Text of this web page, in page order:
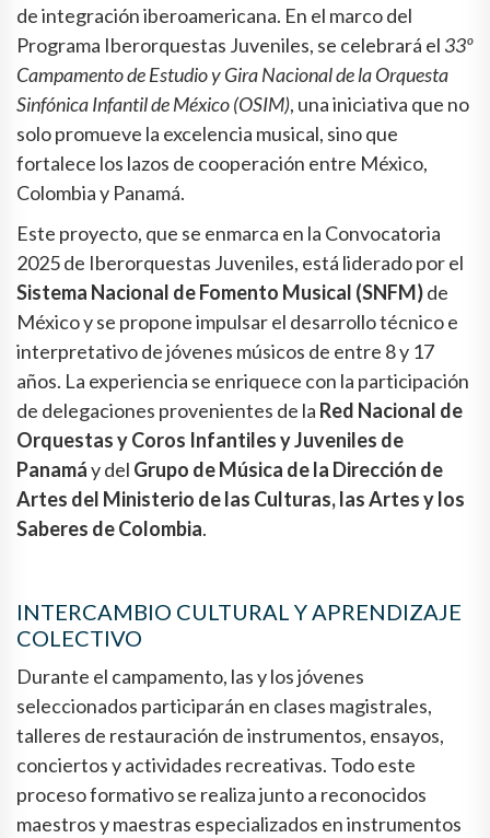
de integración iberoamericana. En el marco del
Programa Iberorquestas Juveniles, se celebrará el 33º
Campamento de Estudio y Gira Nacional de la Orquesta
Sinfónica Infantil de México (OSIM), una iniciativa que no
solo promueve la excelencia musical, sino que
fortalece los lazos de cooperación entre México,
Colombia y Panamá.
Este proyecto, que se enmarca en la Convocatoria
2025 de Iberorquestas Juveniles, está liderado por el
Sistema Nacional de Fomento Musical (SNFM)de
México y se propone impulsar el desarrollo técnico e
interpretativo de jóvenes músicos de entre 8 y 17
años. La experiencia se enriquece con la participación
de delegaciones provenientes de la Red Nacional de
Orquestas y Coros Infantiles y Juveniles de
Panamáy del Grupo de Música de la Dirección de
Artes del Ministerio de las Culturas, las Artes y los
Saberes de Colombia.
INTERCAMBIO CULTURAL Y APRENDIZAJE
COLECTIVO
Durante el campamento, las y los jóvenes
seleccionados participarán en clases magistrales,
talleres de restauración de instrumentos, ensayos,
conciertos y actividades recreativas. Todo este
proceso formativo se realiza junto a reconocidos
maestros y maestras especializados en instrumentos